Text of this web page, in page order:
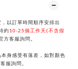
以訂單時間順序安排出
約10-25個工作天(不含假
方客服詢問。
身感受有落差，如對顏色
服詢問。